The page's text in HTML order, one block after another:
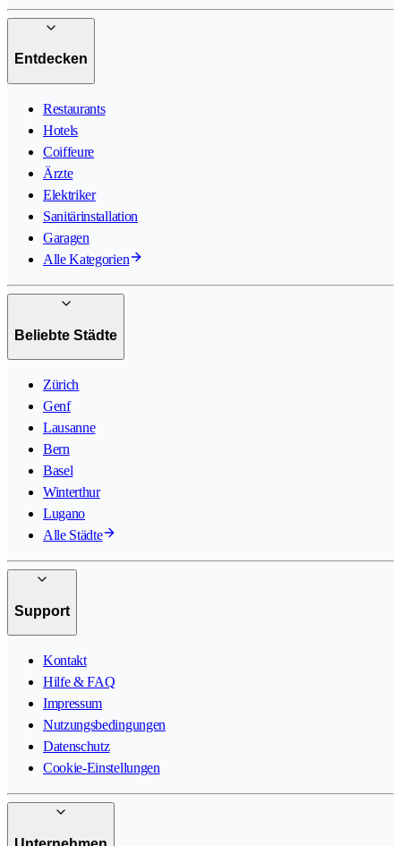
Entdecken
Restaurants
Hotels
Coiffeure
Ärzte
Elektriker
Sanitärinstallation
Garagen
Alle Kategorien
Beliebte Städte
Zürich
Genf
Lausanne
Bern
Basel
Winterthur
Lugano
Alle Städte
Support
Kontakt
Hilfe & FAQ
Impressum
Nutzungsbedingungen
Datenschutz
Cookie-Einstellungen